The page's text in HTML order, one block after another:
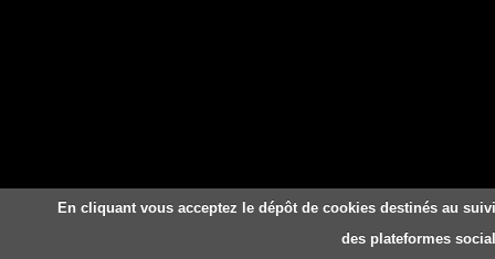
En cliquant vous acceptez le dépôt de cookies destinés au
des plateformes